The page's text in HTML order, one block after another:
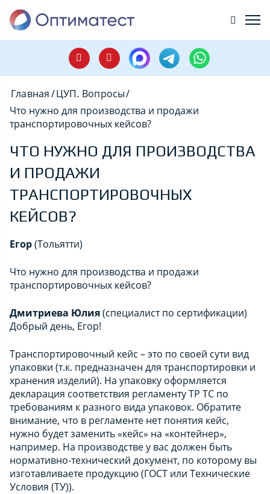
Главная/ЦУП. Вопросы/
Что нужно для производства и продажи
транспортировочных кейсов?
ЧТО НУЖНО ДЛЯ ПРОИЗВОДСТВА
И ПРОДАЖИ
ТРАНСПОРТИРОВОЧНЫХ
КЕЙСОВ?
Егор(Тольятти)
Что нужно для производства и продажи
транспортировочных кейсов?
Дмитриева Юлия(специалист по сертификации)
Добрый день, Егор!
Транспортировочный кейс – это по своей сути вид
упаковки (т.к. предназначен для транспортировки и
хранения изделий). На упаковку оформляется
декларация соответствия регламенту ТР ТС по
требованиям к разного вида упаковок. Обратите
внимание, что в регламенте нет понятия кейс,
нужно будет заменить «кейс» на «контейнер»,
например. На производстве у вас должен быть
нормативно-технический документ, по которому вы
изготавливаете продукцию (ГОСТ или Технические
Условия (ТУ)).